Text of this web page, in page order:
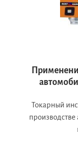
Токарный